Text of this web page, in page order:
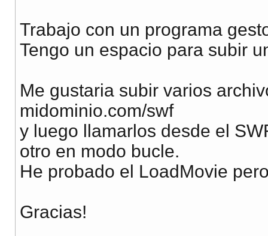
Trabajo con un programa
Tengo un espacio para subir
Me gustaria subir varios
midominio.com/swf
y luego llamarlos desde el
otro en modo bucle.
He probado el LoadMovie
Gracias!